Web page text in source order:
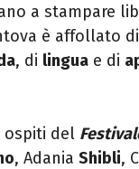
a stampare
è affollato
, di lingua e di
ospiti del
, Adania Shibli,